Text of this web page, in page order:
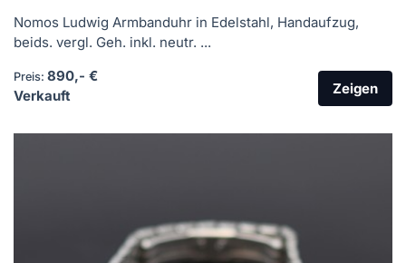
Nomos Ludwig Armbanduhr in Edelstahl, Handaufzug,
beids. vergl. Geh. inkl. neutr. ...
Preis: 890,- €
Verkauft
Zeigen